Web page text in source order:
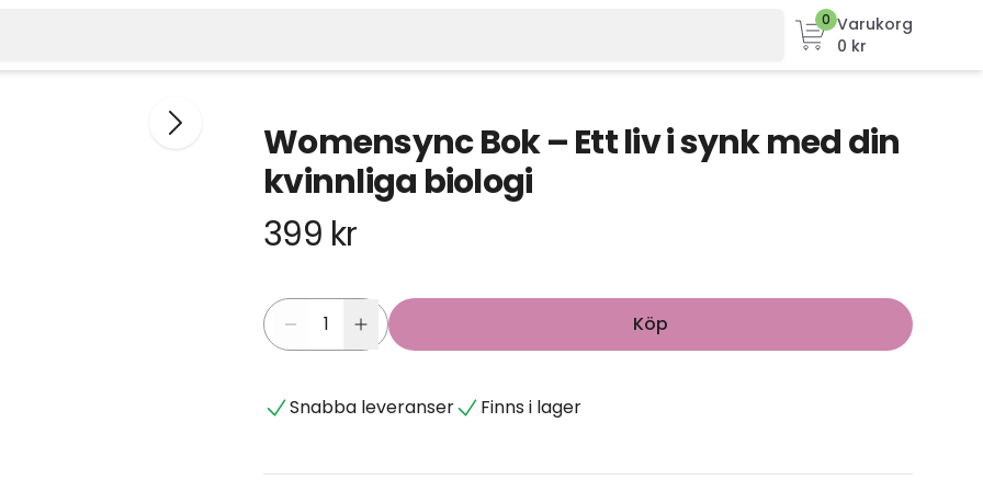
0 Varukorg
0 kr
Womensync Bok – Ett liv i synk med din
kvinnliga biologi
399 kr
Köp
Snabba leveranser Finns i lager